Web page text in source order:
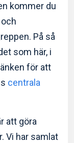
kommer du
och
På så
som här, i
för att
centrala
att göra
Vi har samlat